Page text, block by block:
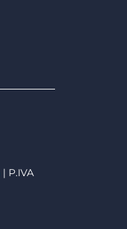
| P.IVA